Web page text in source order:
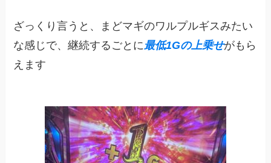
ざっくり言うと、まどマギのワルプルギスみたい
な感じで、継続するごとに 最低1Gの上乗せがもら
えます